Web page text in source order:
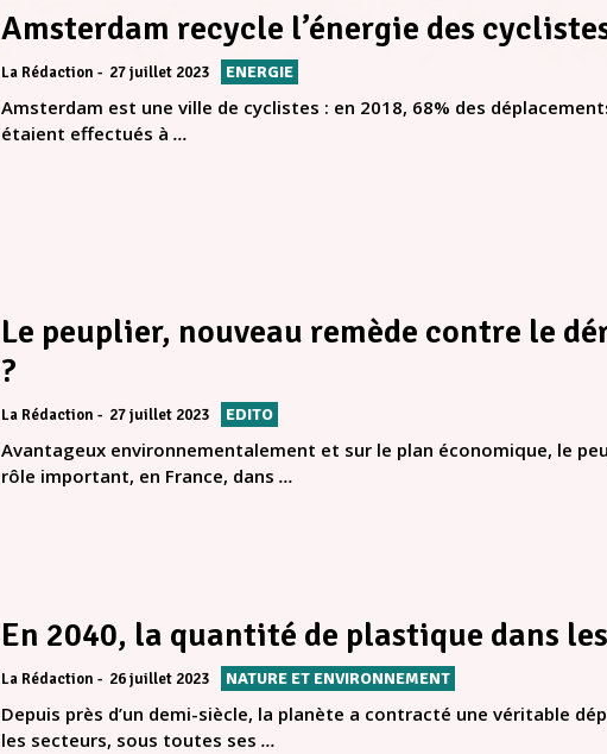
Amsterdam recycle l’énergie des
La Rédaction 27 juillet 2023 ENERGIE
Amsterdam est une ville de cyclistes : en 2018, 68% des
étaient effectués à ...
Le peuplier, nouveau remède contre le
?
La Rédaction 27 juillet 2023 EDITO
Avantageux environnementalement et sur le plan économique, le
rôle important, en France, dans ...
En 2040, la quantité de plastique dans
La Rédaction 26 juillet 2023 NATURE ET ENVIRONNEMENT
Depuis près d’un demi-siècle, la planète a contracté une véritable
les secteurs, sous toutes ses ...